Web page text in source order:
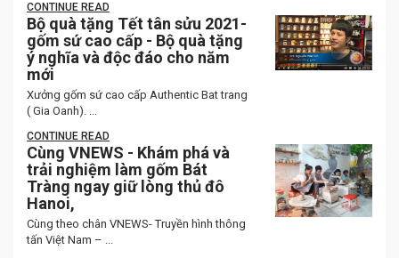
CONTINUE READ
Bộ quà tặng Tết tân sửu 2021-
gốm sứ cao cấp - Bộ quà tặng
ý nghĩa và độc đáo cho năm
mới
Xưởng gốm sứ cao cấp Authentic Bat trang
( Gia Oanh). ...
CONTINUE READ
Cùng VNEWS - Khám phá và
trải nghiệm làm gốm Bát
Tràng ngay giữ lòng thủ đô
Hanoi,
Cùng theo chân VNEWS- Truyền hình thông
tấn Việt Nam – ...